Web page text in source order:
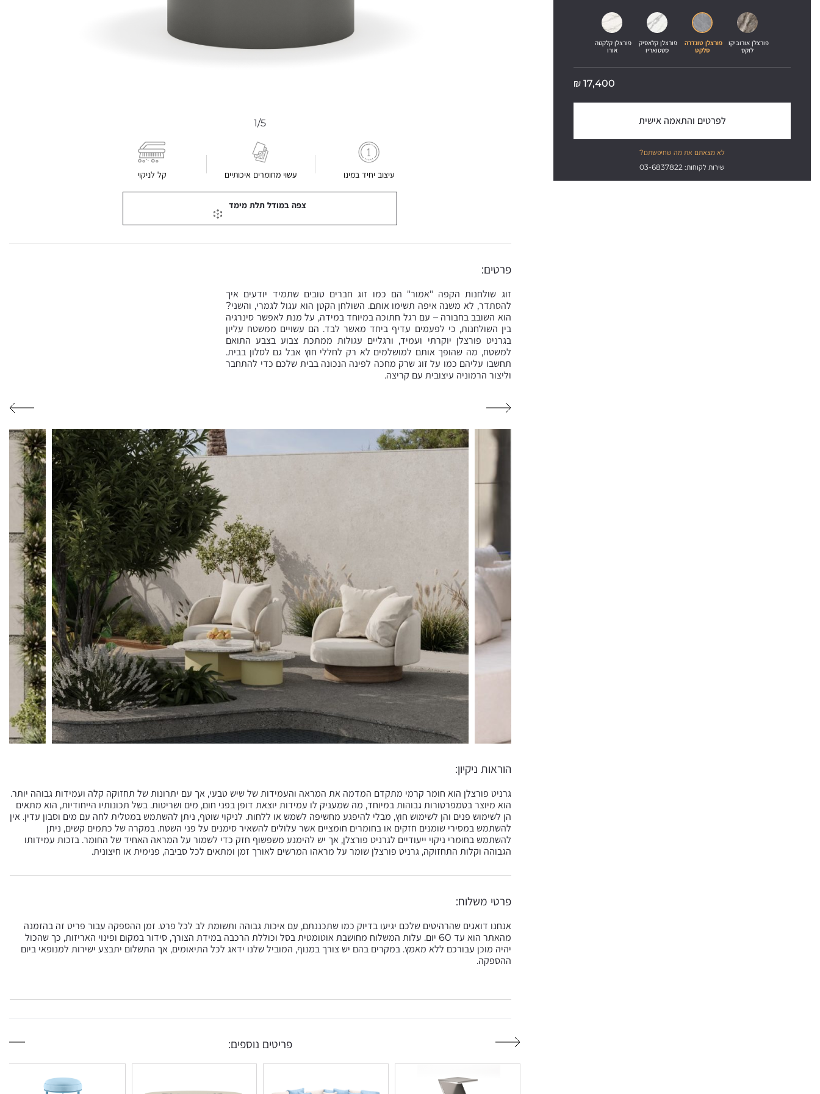
1/5
עיצוב יחיד במינו עשוי מחומרים איכותיים קל לניקוי
צפה במודל תלת מימד
פרטים:
זוג שולחנות הקפה "אמור" הם כמו זוג חברים טובים שתמיד יודעים איך
להסתדר, לא משנה איפה תשימו אותם. השולחן הקטן הוא עגול לגמרי, והשני?
הוא השובב בחבורה – עם רגל חתוכה במיוחד במידה, על מנת לאפשר סינרגיה
בין השולחנות, כי לפעמים עדיף ביחד מאשר לבד. הם עשויים ממשטח עליון
בגרניט פורצלן יוקרתי ועמיד, ורגליים עגולות ממתכת צבוע בצבע התואם
למשטח, מה שהופך אותם למושלמים לא רק לחללי חוץ אבל גם לסלון בבית.
תחשבו עליהם כמו על זוג שרק מחכה לפינה הנכונה בבית שלכם כדי להתחבר
וליצור הרמוניה עיצובית עם קריצה.
הוראות ניקיון:
גרניט פורצלן הוא חומר קרמי מתקדם המדמה את המראה והעמידות של שיש טבעי, אך עם יתרונות של תחזוקה קלה ועמידות גבוהה יותר.
הוא מיוצר בטמפרטורות גבוהות במיוחד, מה שמעניק לו עמידות יוצאת דופן בפני חום, מים ושריטות. בשל תכונותיו הייחודיות, הוא מתאים
הן לשימוש פנים והן לשימוש חוץ, מבלי להיפגע מחשיפה לשמש או ללחות. לניקוי שוטף, ניתן להשתמש במטלית לחה עם מים וסבון עדין. אין
להשתמש במסירי שומנים חזקים או בחומרים חומציים אשר עלולים להשאיר סימנים על פני השטח. במקרה של כתמים קשים, ניתן
להשתמש בחומרי ניקוי ייעודיים לגרניט פורצלן, אך יש להימנע משפשוף חזק כדי לשמור על המראה האחיד של החומר. בזכות עמידותו
הגבוהה וקלות התחזוקה, גרניט פורצלן שומר על מראהו המרשים לאורך זמן ומתאים לכל סביבה, פנימית או חיצונית.
פרטי משלוח:
אנחנו דואגים שהרהיטים שלכם יגיעו בדיוק כמו שתכננתם, עם איכות גבוהה ותשומת לב לכל פרט. זמן ההספקה עבור פריט זה בהזמנה
מהאתר הוא עד 60 יום. עלות המשלוח מחושבת אוטומטית בסל וכוללת הרכבה במידת הצורך, סידור במקום ופינוי האריזות, כך שהכול
יהיה מוכן עבורכם ללא מאמץ. במקרים בהם יש צורך במנוף, המוביל שלנו ידאג לכל התיאומים, אך התשלום יתבצע ישירות למנופאי ביום
ההספקה.
פריטים נוספים:
לוקס
סלקט
פורצלן קלאסיק
סטטואריו
אורו
17,400
₪
לפרטים והתאמה אישית
לא מצאתם את מה שחיפשתם?
שירות לקוחות: 03-6837822